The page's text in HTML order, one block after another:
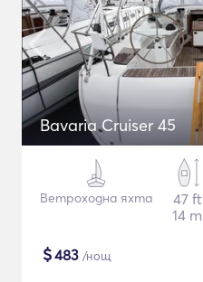
Bavaria Cruiser 45
Ветроходна яхта
47 ft
14 m
$483 /нощ